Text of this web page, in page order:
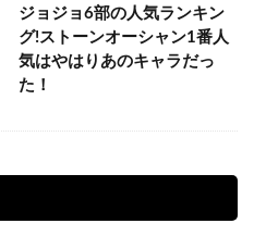
ジョジョ6部の人気ランキン
グ!ストーンオーシャン1番人
気はやはりあのキャラだっ
た！